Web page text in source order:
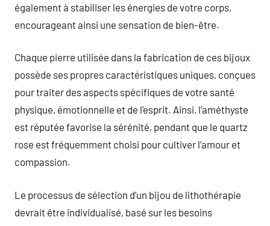
également à stabiliser les énergies de votre corps,
encourageant ainsi une sensation de bien-être.
Chaque pierre utilisée dans la fabrication de ces bijoux
possède ses propres caractéristiques uniques, conçues
pour traiter des aspects spécifiques de votre santé
physique, émotionnelle et de l’esprit. Ainsi, l’améthyste
est réputée favorise la sérénité, pendant que le quartz
rose est fréquemment choisi pour cultiver l’amour et
compassion.
Le processus de sélection d’un bijou de lithothérapie
devrait être individualisé, basé sur les besoins